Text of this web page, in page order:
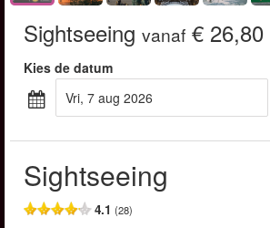
Sightseeing vanaf € 26,80
Kies de datum
vri, 7 aug 2026
Sightseeing
4.1 (28)